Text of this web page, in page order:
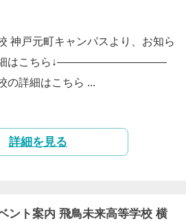
神戸元町キャンパスより、お知ら
詳細はこちら↓——————————
の詳細はこちら ...
詳細を見る
ント案内 飛鳥未来高等学校 横